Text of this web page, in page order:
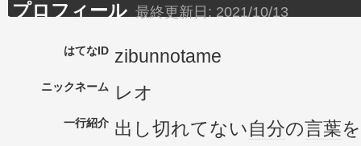
プロフィール 最終更新日: 2021/10/13
はてなID zibunnotame
ニックネーム レオ
一行紹介 出し切れてない自分の言葉